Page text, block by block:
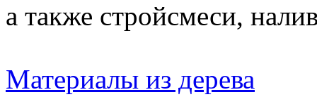
а также стройсмеси,
Материалы из дерева